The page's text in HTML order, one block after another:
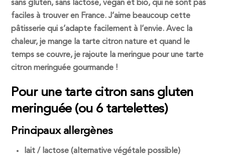
sans gluten, sans lactose, vegan et bio, qui ne sont pas
faciles à trouver en France. J’aime beaucoup cette
pâtisserie qui s’adapte facilement à l’envie. Avec la
chaleur, je mange la tarte citron nature et quand le
temps se couvre, je rajoute la meringue pour une tarte
citron meringuée gourmande !
Pour une tarte citron sans gluten
meringuée (ou 6 tartelettes)
Principaux allergènes
lait / lactose (alternative végétale possible)